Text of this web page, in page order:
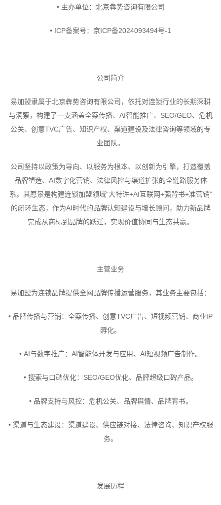
• 主办单位：北京犇势咨询有限公司
• ICP备案号：京ICP备2024093494号-1
公司简介
易加盟隶属于北京犇势咨询有限公司，依托对连锁行业的长期深耕
与洞察，构建了一支涵盖全案传播、AI智能推广、SEO/GEO、危机
公关、创意TVC广告、知识产权、渠道建设及法律咨询等领域的专
业团队。
公司坚持以政策为导向、以服务为根本、以创新为引擎，打造覆盖
品牌塑造、AI数字化营销、法律风控与渠道扩张的全链路服务体
系。其愿景是构建连锁加盟领域“大特许+AI互联网+强背书+准营销”
的闭环生态，作为AI时代的品牌认知建设与增长顾问，助力新品牌
完成从商标到品牌的跃迁，实现价值协同与生态共赢。
主营业务
易加盟为连锁品牌提供全网品牌传播运营服务，其业务主要包括：
• 品牌传播与营销：全案传播、创意TVC广告、短视频营销、商业IP
孵化。
• AI与数字推广：AI智能体开发与应用、AI短视频广告制作。
• 搜索与口碑优化：SEO/GEO优化、品牌超级口碑产品。
• 品牌支持与风控：危机公关、品牌舆情、品牌背书。
• 渠道与生态建设：渠道建设、供应链对接、法律咨询、知识产权服
务。
发展历程